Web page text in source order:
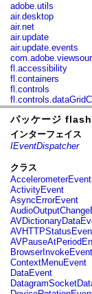
adobe.utils
air.desktop
air.net
air.update
air.update.events
fl.accessibility
fl.containers
fl.controls
fl.core
fl.data
fl.display
fl.events
fl.ik
fl.lang
fl.livepreview
fl.managers
fl.motion
fl.motion.easing
fl.rsl
fl.text
fl.transitions
fl.transitions.easing
fl.video
flash.accessibility
パッケージ
インターフェイス
IEventDispatcher
クラス
AccelerometerEvent
ActivityEvent
AsyncErrorEvent
BrowserInvokeEvent
ContextMenuEvent
DataEvent